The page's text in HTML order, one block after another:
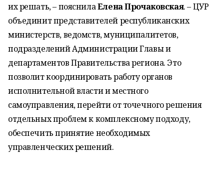
их решать, – пояснилаЕлена Прочаковская. – ЦУР
объединит представителей республиканских
министерств, ведомств, муниципалитетов,
подразделений Администрации Главы и
департаментов Правительства региона. Это
позволит координировать работу органов
исполнительной власти и местного
самоуправления, перейти от точечного решения
отдельных проблем к комплексному подходу,
обеспечить принятие необходимых
управленческих решений.